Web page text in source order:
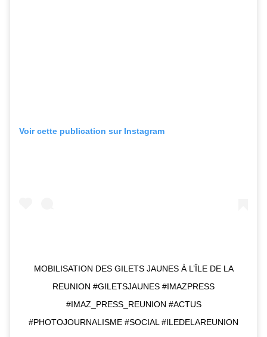
Voir cette publication sur Instagram
MOBILISATION DES GILETS JAUNES À L’ÎLE DE LA
REUNION #GILETSJAUNES #IMAZPRESS
#IMAZ_PRESS_REUNION #ACTUS
#PHOTOJOURNALISME #SOCIAL #ILEDELAREUNION